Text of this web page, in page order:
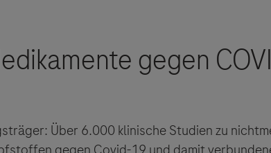
Über 6.000 klinische Studien zu